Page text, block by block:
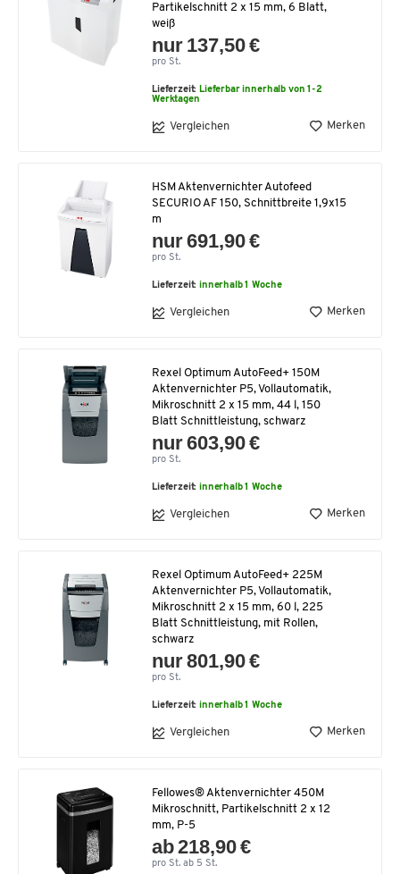
Partikelschnitt 2 x 15 mm, 6 Blatt,
weiß
nur 137,50 €
pro St.
Lieferzeit: Lieferbar innerhalb von 1-2
Werktagen
Vergleichen Merken
HSM Aktenvernichter Autofeed
SECURIO AF 150, Schnittbreite 1,9x15
m
nur 691,90 €
pro St.
Lieferzeit:innerhalb 1 Woche
Vergleichen Merken
Rexel Optimum AutoFeed+ 150M
Aktenvernichter P5, Vollautomatik,
Mikroschnitt 2 x 15 mm, 44 l, 150
Blatt Schnittleistung, schwarz
nur 603,90 €
pro St.
Lieferzeit:innerhalb 1 Woche
Vergleichen Merken
Rexel Optimum AutoFeed+ 225M
Aktenvernichter P5, Vollautomatik,
Mikroschnitt 2 x 15 mm, 60 l, 225
Blatt Schnittleistung, mit Rollen,
schwarz
nur 801,90 €
pro St.
Lieferzeit:innerhalb 1 Woche
Vergleichen Merken
Fellowes® Aktenvernichter 450M
Mikroschnitt, Partikelschnitt 2 x 12
mm, P-5
ab 218,90 €
pro St. ab 5 St.